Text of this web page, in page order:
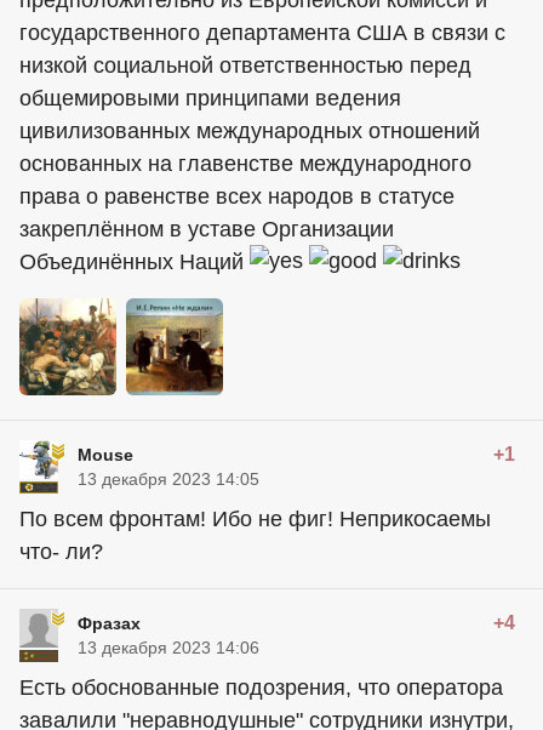
государственного департамента США в связи с
низкой социальной ответственностью перед
общемировыми принципами ведения
цивилизованных международных отношений
основанных на главенстве международного
права о равенстве всех народов в статусе
закреплённом в уставе Организации
Объединённых Наций
Mouse +1
13 декабря 2023 14:05
По всем фронтам! Ибо не фиг! Неприкосаемы
что- ли?
Фразах +4
13 декабря 2023 14:06
Есть обоснованные подозрения, что оператора
завалили "неравнодушные" сотрудники изнутри,